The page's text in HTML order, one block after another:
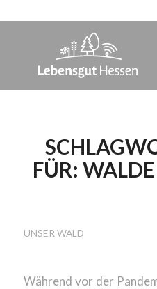
FÜR:
UNSER WALD
Während vor der